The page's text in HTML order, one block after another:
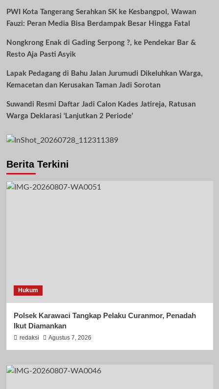
PWI Kota Tangerang Serahkan SK ke Kesbangpol, Wawan
Fauzi: Peran Media Bisa Berdampak Besar Hingga Fatal
Nongkrong Enak di Gading Serpong ?, ke Pendekar Bar &
Resto Aja Pasti Asyik
Lapak Pedagang di Bahu Jalan Jurumudi Dikeluhkan Warga,
Kemacetan dan Kerusakan Taman Jadi Sorotan
Suwandi Resmi Daftar Jadi Calon Kades Jatireja, Ratusan
Warga Deklarasi ‘Lanjutkan 2 Periode’
Berita Terkini
Hukum
Polsek Karawaci Tangkap Pelaku Curanmor, Penadah
Ikut Diamankan
redaksi Agustus 7, 2026